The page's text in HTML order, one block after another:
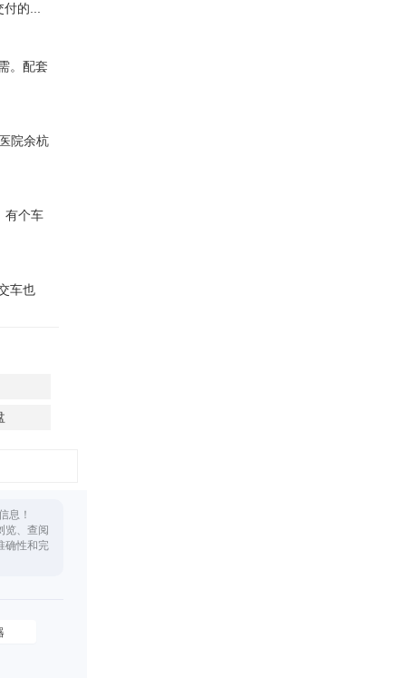
的...
。配套
院余杭
有个车
车也
息！
览、查阅
确性和完